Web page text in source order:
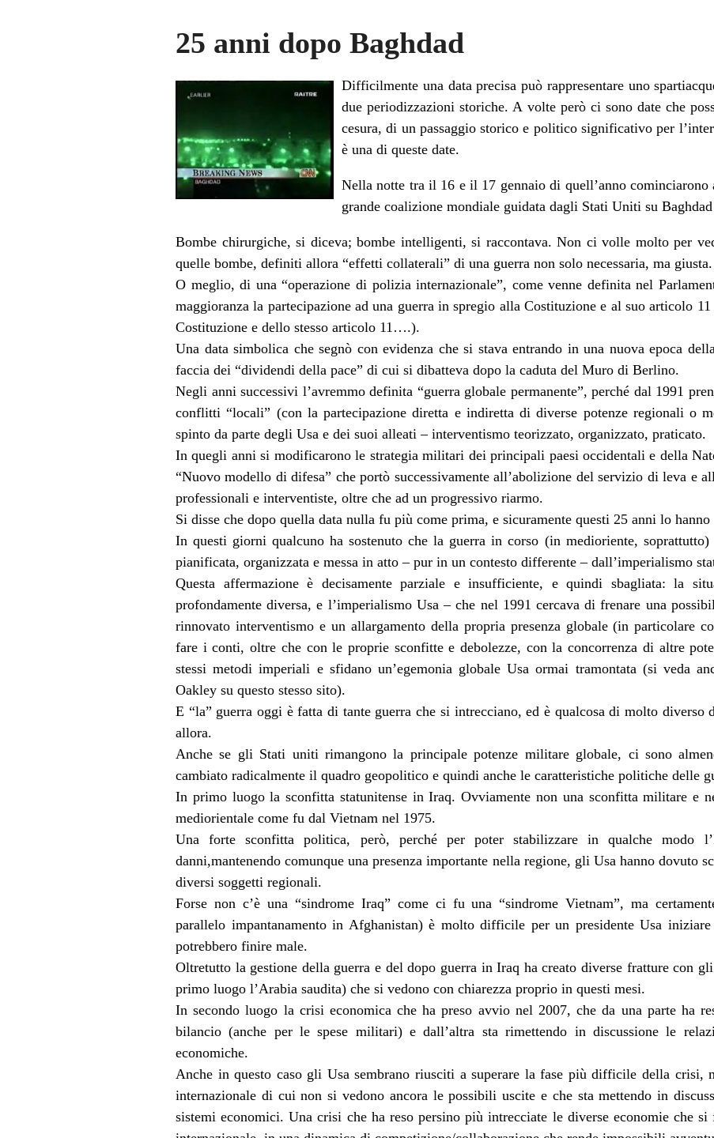
25 anni dopo Baghdad
Difficilmente una data precisa può rappresentare uno
due periodizzazioni storiche. A volte però ci sono date che
cesura, di un passaggio storico e politico significativo per
è una di queste date.
Nella notte tra il 16 e il 17 gennaio di quell’anno cominciarono
grande coalizione mondiale guidata dagli Stati Uniti su
Bombe chirurgiche, si diceva; bombe intelligenti, si raccontava. Non ci volle molto per
quelle bombe, definiti allora “effetti collaterali” di una guerra non solo necessaria, ma giusta.
O meglio, di una “operazione di polizia internazionale”, come venne definita nel
maggioranza la partecipazione ad una guerra in spregio alla Costituzione e al suo articolo
Costituzione e dello stesso articolo 11….).
Una data simbolica che segnò con evidenza che si stava entrando in una nuova epoca
faccia dei “dividendi della pace” di cui si dibatteva dopo la caduta del Muro di Berlino.
Negli anni successivi l’avremmo definita “guerra globale permanente”, perché dal 1991
conflitti “locali” (con la partecipazione diretta e indiretta di diverse potenze regionali o
spinto da parte degli Usa e dei suoi alleati – interventismo teorizzato, organizzato, praticato.
In quegli anni si modificarono le strategia militari dei principali paesi occidentali e della
“Nuovo modello di difesa” che portò successivamente all’abolizione del servizio di leva e
professionali e interventiste, oltre che ad un progressivo riarmo.
Si disse che dopo quella data nulla fu più come prima, e sicuramente questi 25 anni lo
In questi giorni qualcuno ha sostenuto che la guerra in corso (in medioriente,
pianificata, organizzata e messa in atto – pur in un contesto differente – dall’imperialismo
Questa affermazione è decisamente parziale e insufficiente, e quindi sbagliata: la
profondamente diversa, e l’imperialismo Usa – che nel 1991 cercava di frenare una
rinnovato interventismo e un allargamento della propria presenza globale (in particolare
fare i conti, oltre che con le proprie sconfitte e debolezze, con la concorrenza di altre
stessi metodi imperiali e sfidano un’egemonia globale Usa ormai tramontata (si veda
Oakley su questo stesso sito).
E “la” guerra oggi è fatta di tante guerra che si intrecciano, ed è qualcosa di molto diverso
allora.
Anche se gli Stati uniti rimangono la principale potenze militare globale, ci sono
cambiato radicalmente il quadro geopolitico e quindi anche le caratteristiche politiche delle
In primo luogo la sconfitta statunitense in Iraq. Ovviamente non una sconfitta militare e
mediorientale come fu dal Vietnam nel 1975.
Una forte sconfitta politica, però, perché per poter stabilizzare in qualche modo
danni,mantenendo comunque una presenza importante nella regione, gli Usa hanno dovuto
diversi soggetti regionali.
Forse non c’è una “sindrome Iraq” come ci fu una “sindrome Vietnam”, ma
parallelo impantanamento in Afghanistan) è molto difficile per un presidente Usa
potrebbero finire male.
Oltretutto la gestione della guerra e del dopo guerra in Iraq ha creato diverse fratture con
primo luogo l’Arabia saudita) che si vedono con chiarezza proprio in questi mesi.
In secondo luogo la crisi economica che ha preso avvio nel 2007, che da una parte ha
bilancio (anche per le spese militari) e dall’altra sta rimettendo in discussione le
economiche.
Anche in questo caso gli Usa sembrano riusciti a superare la fase più difficile della crisi,
internazionale di cui non si vedono ancora le possibili uscite e che sta mettendo in
sistemi economici. Una crisi che ha reso persino più intrecciate le diverse economie che